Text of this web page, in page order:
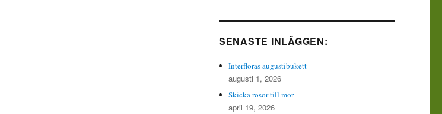
SENASTE INLÄGGEN:
Interfloras augustibukett
augusti 1, 2026
Skicka rosor till mor
april 19, 2026